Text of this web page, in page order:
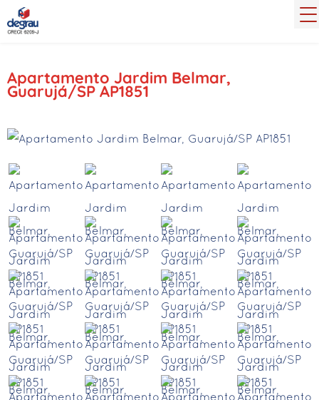
Apartamento Jardim Belmar,
Guarujá/SP AP1851